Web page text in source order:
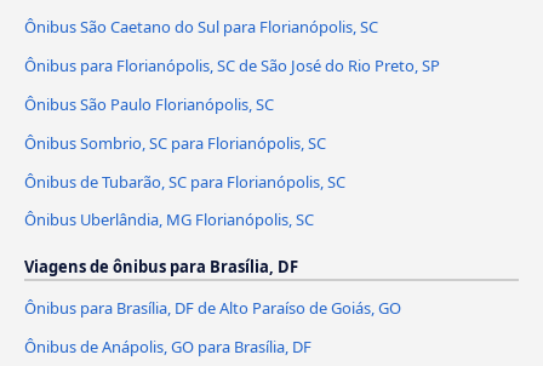
Ônibus São Caetano do Sul para Florianópolis, SC
Ônibus para Florianópolis, SC de São José do Rio Preto, SP
Ônibus São Paulo Florianópolis, SC
Ônibus Sombrio, SC para Florianópolis, SC
Ônibus de Tubarão, SC para Florianópolis, SC
Ônibus Uberlândia, MG Florianópolis, SC
Viagens de ônibus para Brasília, DF
Ônibus para Brasília, DF de Alto Paraíso de Goiás, GO
Ônibus de Anápolis, GO para Brasília, DF